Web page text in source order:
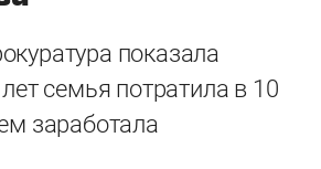
показала
семья потратила в 10
заработала